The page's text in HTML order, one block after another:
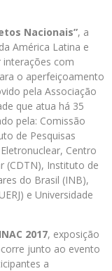
Nacionais”, a
América Latina e
com
o aperfeiçoamento
pela Associação
que atua há 35
pela: Comissão
de Pesquisas
Centro
(CDTN), Instituto de
do Brasil (INB),
e Universidade
2017, exposição
junto ao evento
a